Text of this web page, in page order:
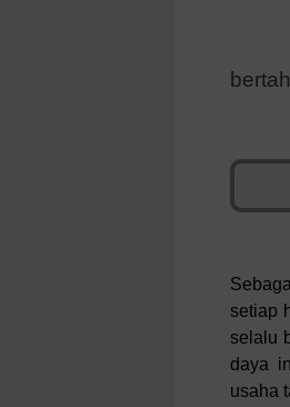
setiap
selalu
daya
usaha